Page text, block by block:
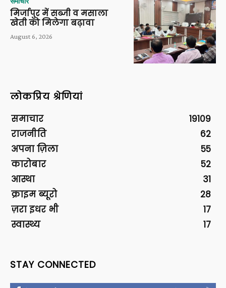
मिर्जापुर में सब्जी व मसाला
खेती को मिलेगा बढ़ावा
August 6, 2026
लोकप्रिय श्रेणियां
समाचार
19109
राजनीति
62
अपना ज़िला
55
कारोबार
52
आस्था
31
क्राइम ब्यूरो
28
ज़रा इधर भी
17
स्वास्थ्य
17
STAY CONNECTED